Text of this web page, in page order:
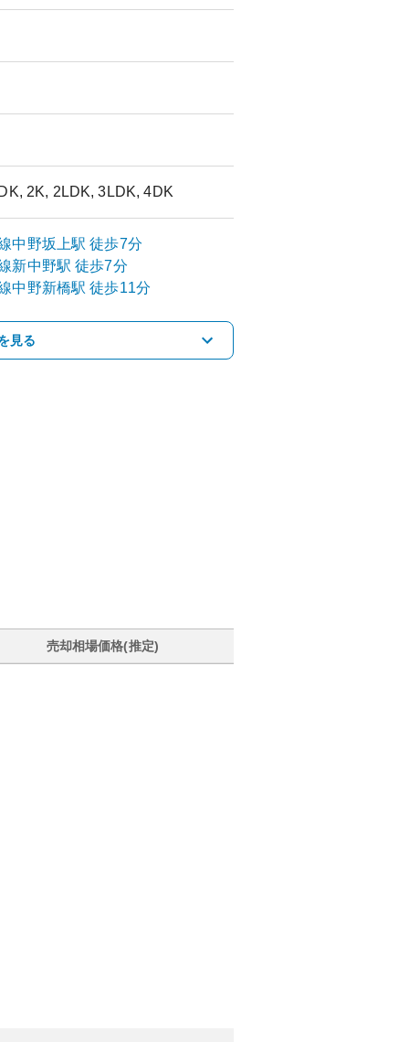
2K, 2LDK, 3LDK, 4DK
中野坂上駅 徒歩7分
新中野駅 徒歩7分
中野新橋駅 徒歩11分
見る
売却相場価格(推定)